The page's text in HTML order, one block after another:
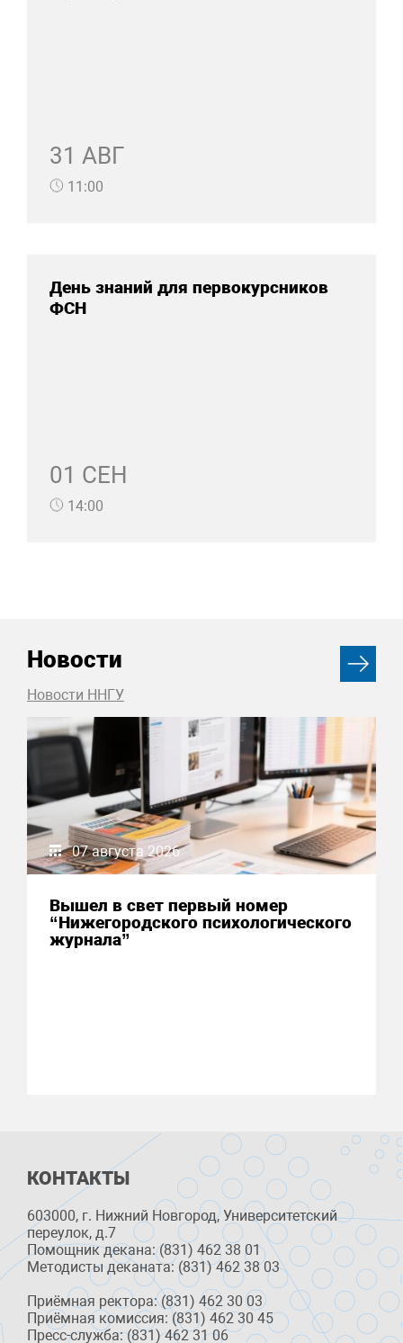
31 АВГ
11:00
День знаний для первокурсников
ФСН
01 СЕН
14:00
Новости
Новости ННГУ
07 августа 2026
Вышел в свет первый номер
“Нижегородского психологического
журнала”
КОНТАКТЫ
603000, г. Нижний Новгород, Университетский
переулок, д.7
Помощник декана: (831) 462 38 01
Методисты деканата: (831) 462 38 03
Приёмная ректора: (831) 462 30 03
Приёмная комиссия: (831) 462 30 45
Пресс-служба: (831) 462 31 06